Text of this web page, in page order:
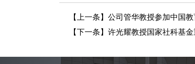
【上一条】 公司管华教授参加中国
【下一条】 许光耀教授国家社科基